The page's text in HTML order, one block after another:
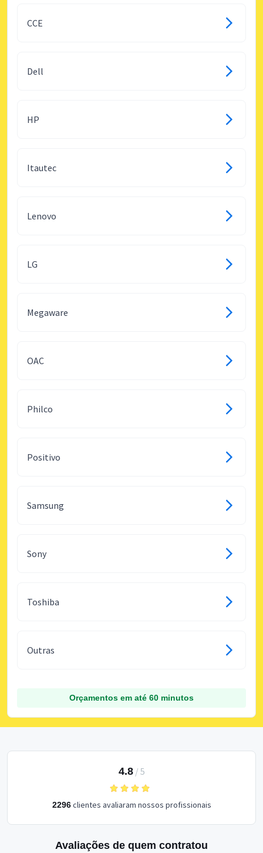
CCE
Dell
HP
Itautec
Lenovo
LG
Megaware
OAC
Philco
Positivo
Samsung
Sony
Toshiba
Outras
Orçamentos em até 60 minutos
4.8/ 5
2296clientes avaliaram nossos profissionais
Avaliações de quem contratou